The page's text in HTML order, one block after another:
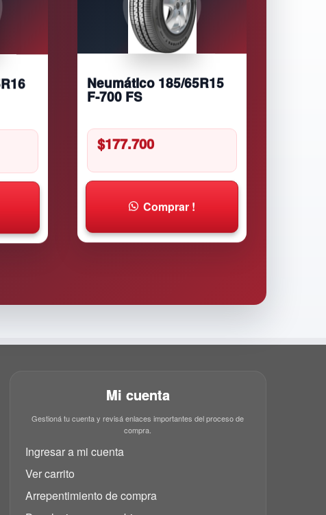
Neumático 185/65R15
F-700 FS
$177.700
Comprar !
Mi cuenta
Gestioná tu cuenta y revisá enlaces importantes del proceso de
compra.
Ingresar a mi cuenta
Ver carrito
Arrepentimiento de compra